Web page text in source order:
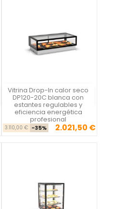
Vitrina Drop-In calor seco
DP120-20C blanca con
estantes regulables y
eficiencia energética
profesional
Precio base
3.110,00 € -35% Precio
2.021,50 €

Vista rápida